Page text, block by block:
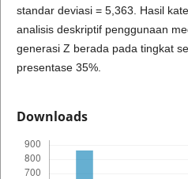
standar deviasi = 5,363. Hasil
analisis deskriptif penggunaan
generasi Z berada pada tingkat
presentase 35%.
Downloads